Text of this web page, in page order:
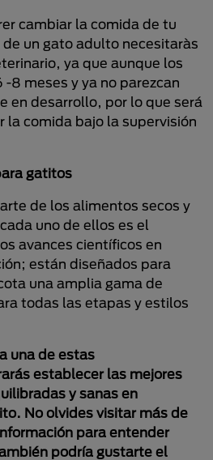
cambiar la comida de tu
un gato adulto necesitaràs
ya que aunque los
8 meses y ya no parezcan
en desarrollo, por lo que será
la comida bajo la supervisión
gatitos
de los alimentos secos y
uno de ellos es el
avances científicos en
están diseñados para
una amplia gama de
todas las etapas y estilos
una de estas
establecer las mejores
y sanas en
No olvides visitar más de
para entender
podría gustarte el